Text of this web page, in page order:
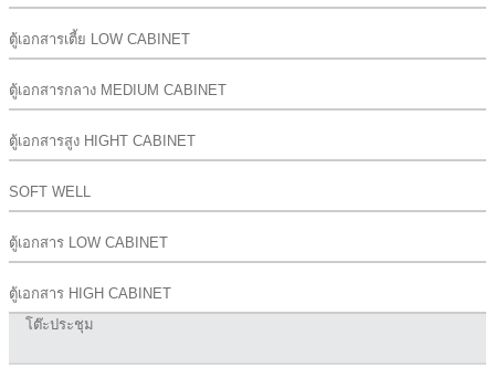
ตู้เอกสารเตี้ย LOW CABINET
ตู้เอกสารกลาง MEDIUM CABINET
ตู้เอกสารสูง HIGHT CABINET
SOFT WELL
ตู้เอกสาร LOW CABINET
ตู้เอกสาร HIGH CABINET
โต๊ะประชุม